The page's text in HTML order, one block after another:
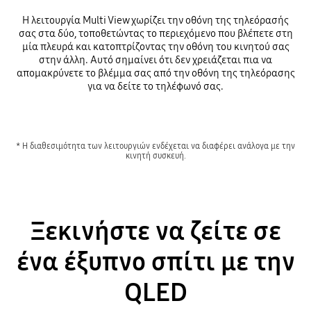
Η λειτουργία Multi View χωρίζει την οθόνη της τηλεόρασής
σας στα δύο, τοποθετώντας το περιεχόμενο που βλέπετε στη
μία πλευρά και κατοπτρίζοντας την οθόνη του κινητού σας
στην άλλη. Αυτό σημαίνει ότι δεν χρειάζεται πια να
απομακρύνετε το βλέμμα σας από την οθόνη της τηλεόρασης
για να δείτε το τηλέφωνό σας.
* Η διαθεσιμότητα των λειτουργιών ενδέχεται να διαφέρει ανάλογα με την
κινητή συσκευή.
Ξεκινήστε να ζείτε σε
ένα έξυπνο σπίτι με την
QLED